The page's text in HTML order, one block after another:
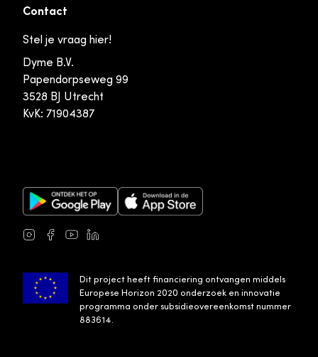
Contact
Stel je vraag hier!
Dyme B.V.
Papendorpseweg 99
3528 BJ Utrecht
KvK: 71904387
Google Play Store Apple App Store
Instagram
Facebook
YoutubeLinkedIn
Dit project heeft financiering ontvangen middels
Europese Horizon 2020 onderzoek en innovatie
programma onder subsidieovereenkomst nummer
883614.